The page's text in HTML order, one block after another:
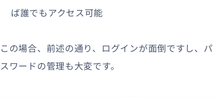
ば誰でもアクセス可能
この場合、前述の通り、ログインが面倒ですし、パ
スワードの管理も大変です。